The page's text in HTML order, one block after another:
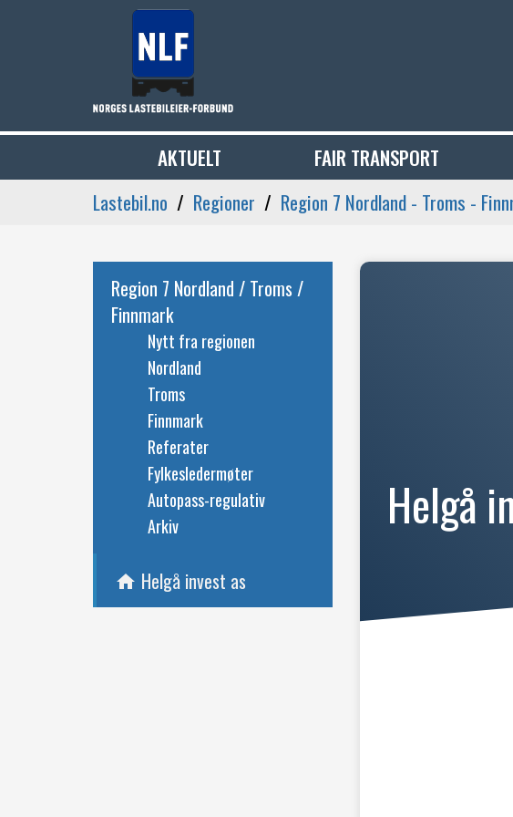
AKTUELT FAIR TRANSPORT
Lastebil.no
Regioner Region 7 Nordland - Troms -
Region 7 Nordland / Troms /
Finnmark
Nytt fra regionen
Nordland
Troms
Finnmark
Referater
Fylkesledermøter
Autopass-regulativ
Arkiv
home Helgå invest as
Helgå